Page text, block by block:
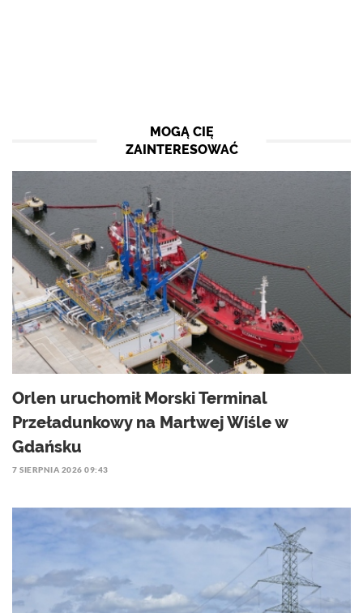
MOGĄ CIĘ
ZAINTERESOWAĆ
Orlen uruchomił Morski Terminal
Przeładunkowy na Martwej Wiśle w
Gdańsku
7 SIERPNIA 2026 09:43